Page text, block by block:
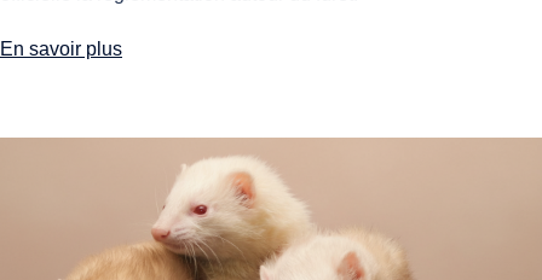
En savoir plus